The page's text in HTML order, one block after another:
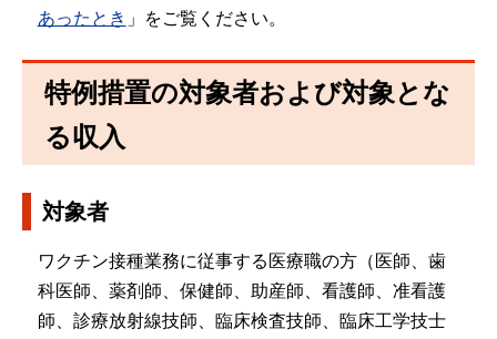
あったとき 」をご覧ください。
特例措置の対象者および対象とな
る収入
対象者
ワクチン接種業務に従事する医療職の方（医師、歯
科医師、薬剤師、保健師、助産師、看護師、准看護
師、診療放射線技師、臨床検査技師、臨床工学技士